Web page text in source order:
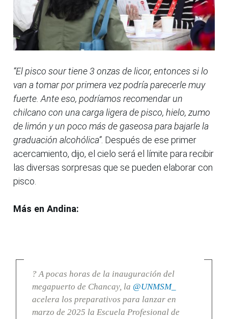
“El pisco sour tiene 3 onzas de licor, entonces si lo
van a tomar por primera vez podría parecerle muy
fuerte. Ante eso, podríamos recomendar un
chilcano con una carga ligera de pisco, hielo, zumo
de limón y un poco más de gaseosa para bajarle la
graduación alcohólica”. Después de ese primer
acercamiento, dijo, el cielo será el límite para recibir
las diversas sorpresas que se pueden elaborar con
pisco.
Más en Andina:
? A pocas horas de la inauguración del
megapuerto de Chancay, la @UNMSM_
acelera los preparativos para lanzar en
marzo de 2025 la Escuela Profesional de